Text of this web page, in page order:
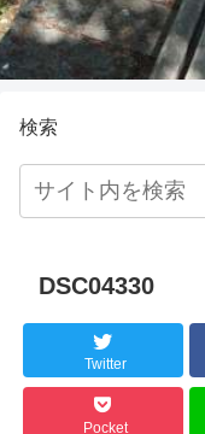
検索
DSC04330
Twitter
Pocket